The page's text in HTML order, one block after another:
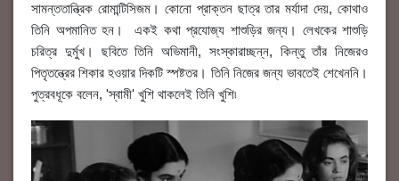
সামন্ততান্ত্রিক রোমান্টিসিজম। কোনো প্রাক্তন ছাত্র তার মর্যাদা দেয়, কোথাও
তিনি অপমানিত হন। একই কথা প্রযোজ্য শাশুড়ির জন্য। লেখকের শাশুড়ি
চরিত্র দুর্মুখ। ছবিতে তিনি অভিমানী, সংস্কারাচ্ছন্ন, কিন্তু তাঁর নিজেরও
পিতৃতন্ত্রের শিকার হওয়ার দিকটি স্পষ্টতর। তিনি নিজের জন্য ভাবতেই শেখেননি।
পুত্রবধূকে বলেন, 'স্বামী' খুশি থাকলেই তিনি খুশি৷